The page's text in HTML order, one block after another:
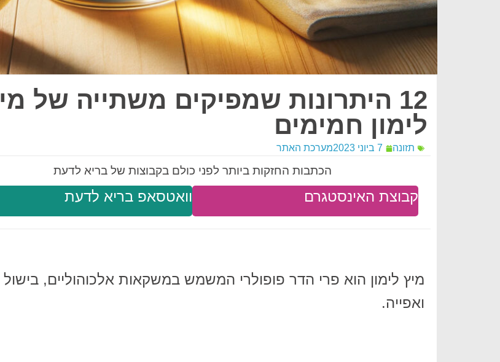
12 היתרונות שמפיקים משתייה של מי
לימון חמימים
תזונה 7 ביוני 2023 מערכת האתר
הכתבות החזקות ביותר לפני כולם בקבוצות של בריא לדעת
וואטסאפ בריא לדעת קבוצת האינסטגרם
מיץ לימון הוא פרי הדר פופולרי המשמש במשקאות אלכוהוליים, בישול
ואפייה.